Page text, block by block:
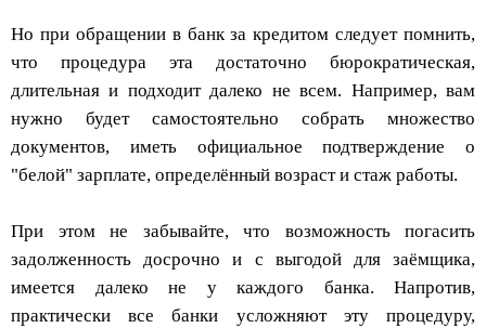
Но при обращении в банк за кредитом следует помнить,
что процедура эта достаточно бюрократическая,
длительная и подходит далеко не всем. Например, вам
нужно будет самостоятельно собрать множество
документов, иметь официальное подтверждение о
"белой" зарплате, определённый возраст и стаж работы.
При этом не забывайте, что возможность погасить
задолженность досрочно и с выгодой для заёмщика,
имеется далеко не у каждого банка. Напротив,
практически все банки усложняют эту процедуру,